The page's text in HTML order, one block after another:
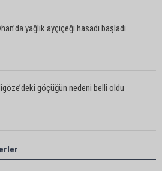
yağlık ayçiçeği hasadı başladı
göçüğün nedeni belli oldu
turunçgil zararlısına karşı biyolojik